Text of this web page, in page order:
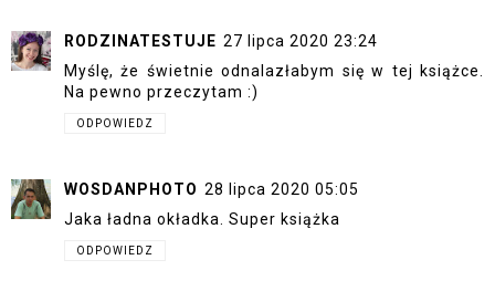
RODZINATESTUJE 27 lipca 2020 23:24
Myślę, że świetnie odnalazłabym się w tej książce.
Na pewno przeczytam :)
ODPOWIEDZ
WOSDANPHOTO 28 lipca 2020 05:05
Jaka ładna okładka. Super książka
ODPOWIEDZ